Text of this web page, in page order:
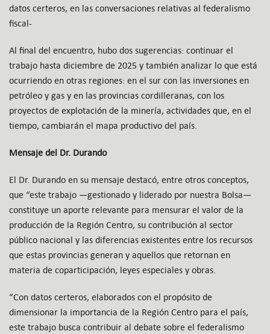
datos certeros, en las conversaciones relativas al federalismo
fiscal-
Al final del encuentro, hubo dos sugerencias: continuar el
trabajo hasta diciembre de 2025 y también analizar lo que está
ocurriendo en otras regiones: en el sur con las inversiones en
petróleo y gas y en las provincias cordilleranas, con los
proyectos de explotación de la minería, actividades que, en el
tiempo, cambiarán el mapa productivo del país.
Mensaje del Dr. Durando
El Dr. Durando en su mensaje destacó, entre otros conceptos,
que “este trabajo —gestionado y liderado por nuestra Bolsa—
constituye un aporte relevante para mensurar el valor de la
producción de la Región Centro, su contribución al sector
público nacional y las diferencias existentes entre los recursos
que estas provincias generan y aquellos que retornan en
materia de coparticipación, leyes especiales y obras.
“Con datos certeros, elaborados con el propósito de
dimensionar la importancia de la Región Centro para el país,
este trabajo busca contribuir al debate sobre el federalismo